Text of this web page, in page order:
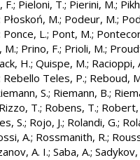
F.; Pieloni, T.; Pierini, M.;
Płoskoń, M.; Podeur, M.;
Ponce, L.; Pont, M.;
M.; Prino, F.; Prioli, M.;
H.; Quispe, M.; Racioppi,
Rebello Teles, P.; Reboud,
S.; Riemann, B.;
Rizzo, T.; Robens, T.; Robert,
S.; Rojo, J.; Rolandi, G.;
A.; Rossmanith, R.;
A. I.; Saba, A.; Sadykov,